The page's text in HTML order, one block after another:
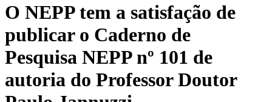
O NEPP tem a satisfação de
publicar o Caderno de
Pesquisa NEPP nº 101 de
autoria do Professor Doutor